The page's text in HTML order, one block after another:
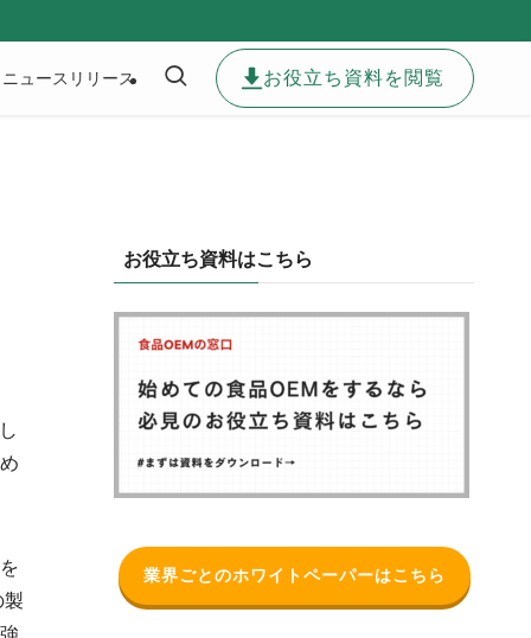
ニュースリリース お役立ち資料を閲覧
製
お役立ち資料はこちら
業界ごとのホワイトペーパーはこちら